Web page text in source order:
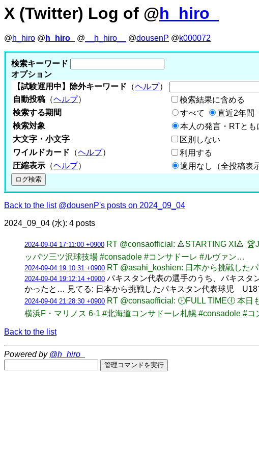
X (Twitter) Log of @h_hiro_
@h_hiro @ h_hiro_ @ __h_hiro__ @dousenP @k000072
検索キーワード
オプション
【試験運用中】除外キーワード （ヘルプ）
自動投稿 （ヘルプ）
検索結果に含める
検索する期間
すべて 直近2年間
検索対象
本人の発言・RTとも
大文字・小文字
区別しない
ワイルドカード （ヘルプ）
利用する
圧縮表示 （ヘルプ） 適用なし（全投稿表
Back to the list @dousenP's posts on 2024_09_04
2024_09_04 (水): 4 posts
2024-09-04 17:11:00 +0900 RT @consaofficial: 🔺STARTING XI🔺
ッパツ三ツ沢球技場 #consadole #コンサドーレ #ルヴァン…
2024-09-04 19:10:31 +0900 RT @asahi_koshien: 日本から挑戦し
2024-09-04 19:12:14 +0900 パキスタン代表の選手のうち、パキスタ
かったと… 見てる: 日本から挑戦したパキスタン代表球児
2024-09-04 21:28:30 +0900 RT @consaofficial: 🕕FULL TIME🕕 本
横浜F・マリノス 6-1 #北海道コンサドーレ札幌 #consadole #
Back to the list
Powered by @h_hiro_